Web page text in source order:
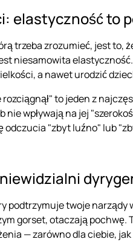
elastyczność to
trzeba zrozumieć, jest to,
niesamowita
a nawet urodzić
to jeden z
wpływają na jej
odczucia "zbyt luźno" lub
podtrzymuje twoje
gorset, otaczają pochwę.
— zarówno dla ciebie,